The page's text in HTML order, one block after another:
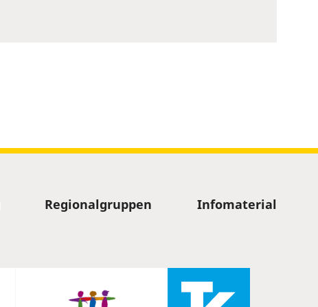
Regionalgruppen Infomaterial